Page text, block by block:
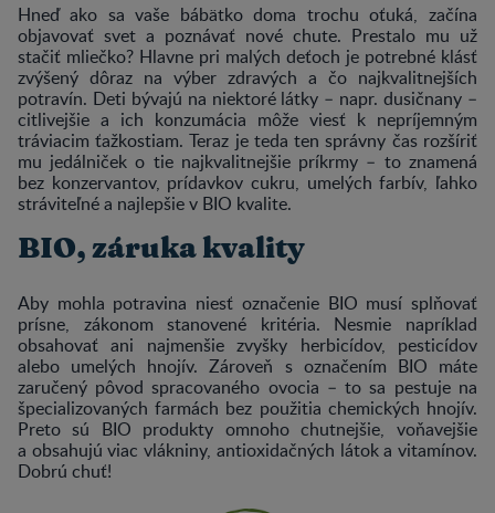
Hneď ako sa vaše bábätko doma trochu oťuká, začína
objavovať svet a poznávať nové chute. Prestalo mu už
stačiť mliečko? Hlavne pri malých deťoch je potrebné klásť
zvýšený dôraz na výber zdravých a čo najkvalitnejších
potravín. Deti bývajú na niektoré látky – napr. dusičnany –
citlivejšie a ich konzumácia môže viesť k nepríjemným
tráviacim ťažkostiam. Teraz je teda ten správny čas rozšíriť
mu jedálniček o tie najkvalitnejšie príkrmy – to znamená
bez konzervantov, prídavkov cukru, umelých farbív, ľahko
stráviteľné a najlepšie v BIO kvalite.
BIO, záruka kvality
Aby mohla potravina niesť označenie BIO musí splňovať
prísne, zákonom stanovené kritéria. Nesmie napríklad
obsahovať ani najmenšie zvyšky herbicídov, pesticídov
alebo umelých hnojív. Zároveň s označením BIO máte
zaručený pôvod spracovaného ovocia – to sa pestuje na
špecializovaných farmách bez použitia chemických hnojív.
Preto sú BIO produkty omnoho chutnejšie, voňavejšie
a obsahujú viac vlákniny, antioxidačných látok a vitamínov.
Dobrú chuť!